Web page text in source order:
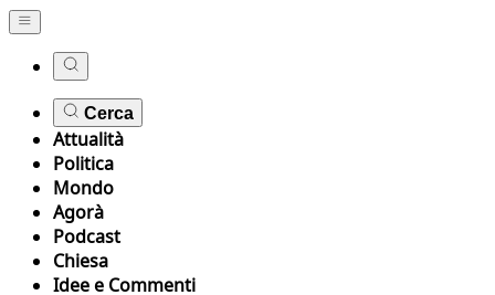
Cerca
Attualità
Politica
Mondo
Agorà
Podcast
Chiesa
Idee e Commenti